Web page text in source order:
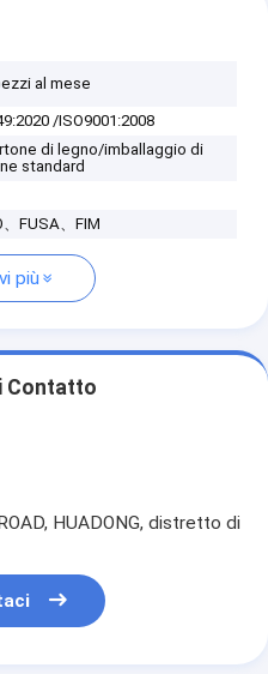
al mese
/ISO9001:2008
di legno/imballaggio di
standard
、FUSA、FIM
più
Contatto
HUADONG, distretto di